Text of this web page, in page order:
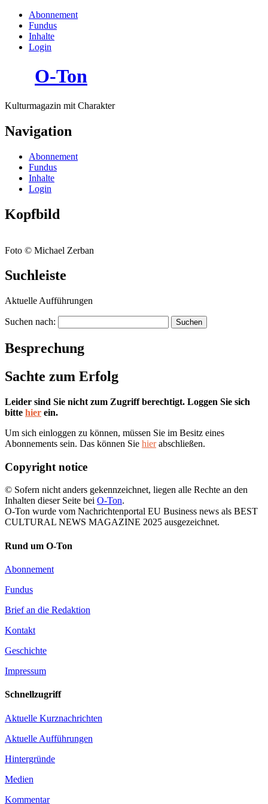
Abonnement
Fundus
Inhalte
Login
O-Ton
Kulturmagazin mit Charakter
Navigation
Abonnement
Fundus
Inhalte
Login
Kopfbild
Foto © Michael Zerban
Suchleiste
Aktuelle Aufführungen
Suchen nach:
Besprechung
Sachte zum Erfolg
Leider sind Sie nicht zum Zugriff berechtigt. Loggen Sie sich
bitte hier ein.
Um sich einloggen zu können, müssen Sie im Besitz eines
Abonnements sein. Das können Sie hierabschließen.
Copyright notice
© Sofern nicht anders gekennzeichnet, liegen alle Rechte an den
Inhalten dieser Seite bei O-Ton.
O-Ton wurde vom Nachrichtenportal EU Business news als BEST
CULTURAL NEWS MAGAZINE 2025 ausgezeichnet.
Rund um O-Ton
Abonnement
Fundus
Brief an die Redaktion
Kontakt
Geschichte
Impressum
Schnellzugriff
Aktuelle Kurznachrichten
Aktuelle Aufführungen
Hintergründe
Medien
Kommentar